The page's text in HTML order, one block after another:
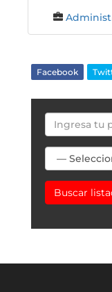
Facebook
Buscar